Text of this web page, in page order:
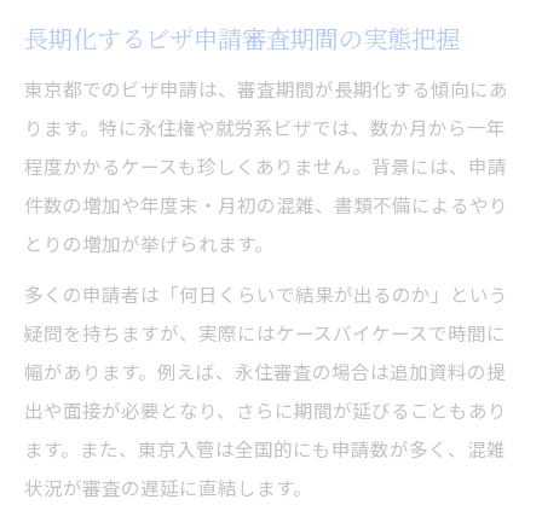
長期化するビザ申請審査期間の実態把握
東京都でのビザ申請は、審査期間が長期化する傾向にあ
ります。特に永住権や就労系ビザでは、数か月から一年
程度かかるケースも珍しくありません。背景には、申請
件数の増加や年度末・月初の混雑、書類不備によるやり
とりの増加が挙げられます。
多くの申請者は「何日くらいで結果が出るのか」という
疑問を持ちますが、実際にはケースバイケースで時間に
幅があります。例えば、永住審査の場合は追加資料の提
出や面接が必要となり、さらに期間が延びることもあり
ます。また、東京入管は全国的にも申請数が多く、混雑
状況が審査の遅延に直結します。